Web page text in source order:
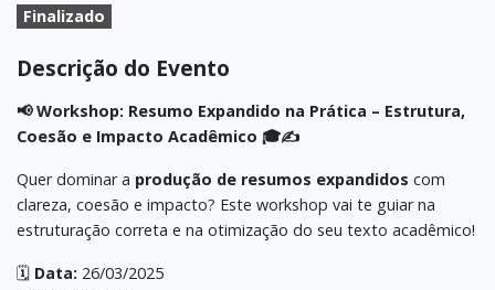
Finalizado
Descrição do Evento
📢 Workshop: Resumo Expandido na Prática – Estrutura,
Coesão e Impacto Acadêmico 🎓✍️
Quer dominar a produção de resumos expandidos com
clareza, coesão e impacto? Este workshop vai te guiar na
estruturação correta e na otimização do seu texto acadêmico!
🗓 Data: 26/03/2025